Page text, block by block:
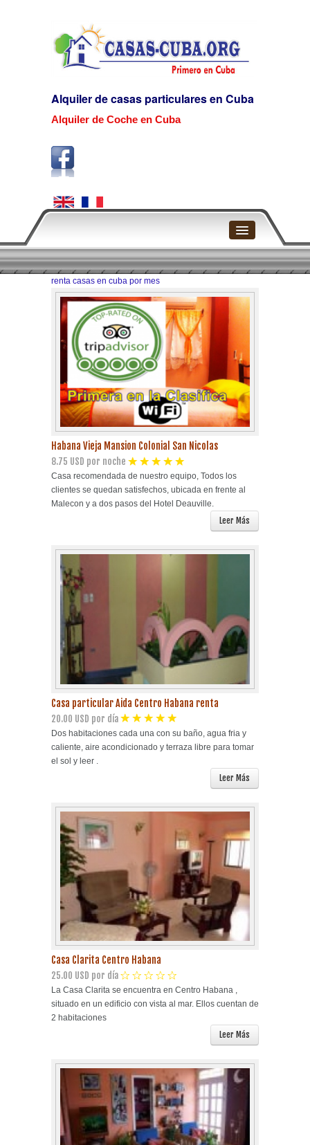
Alquiler de casas particulares en Cuba
Alquiler de Coche en Cuba
Home
La Habana
Playa Habana
Pinar del Río
Varadero
Cienfuegos
Trinidad
Otras Ciudades
renta casas en cuba por mes
Habana Vieja Mansion Colonial San Nicolas
8.75 USD por noche
Casa recomendada de nuestro equipo, Todos los
clientes se quedan satisfechos, ubicada en frente al
Malecon y a dos pasos del Hotel Deauville.
Leer Más
Casa particular Aida Centro Habana renta
20.00 USD por día
Dos habitaciones cada una con su baño, agua fria y
caliente, aire acondicionado y terraza libre para tomar
el sol y leer .
Leer Más
Casa Clarita Centro Habana
25.00 USD por día
La Casa Clarita se encuentra en Centro Habana ,
situado en un edificio con vista al mar. Ellos cuentan de
2 habitaciones
Leer Más